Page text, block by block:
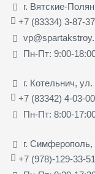
г. Вятские-
+7 (83334) 3-87-37
Пн-Пт: 9:00-
г. Котельнич,
+7 (83342) 4-03-00
Пн-Пт: 8:00-
г. Симферополь,
+7 (978)-129-33-51